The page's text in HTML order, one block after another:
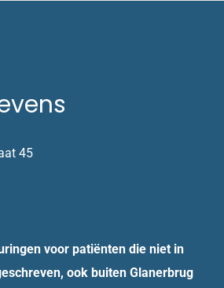
45
voor patiënten die niet in
ook buiten Glanerbrug